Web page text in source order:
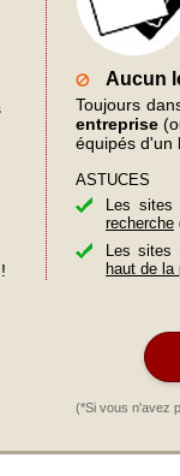
!
Aucun
Toujours
entreprise
équipés d'un
ASTUCES
Les
recherche
Les sites
haut de la
(*Si vous n'avez